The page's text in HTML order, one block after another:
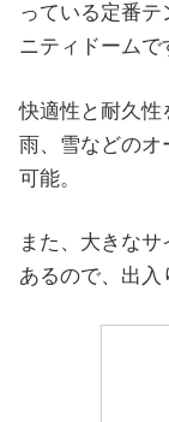
っている定番
ニティドームで
快適性と耐久性
雨、雪などのオ
可能。
また、大きな
あるので、出入